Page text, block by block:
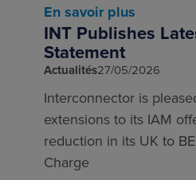
En savoir plus
INT Publishes
Statement
Actualités27/05/2026
Interconnector is
extensions to its IAM
reduction in its UK to
Charge